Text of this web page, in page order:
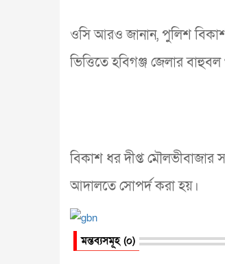
ওসি আরও জানান, পুলিশ বিকাশ
ভিত্তিতে হবিগঞ্জ জেলার
বিকাশ ধর দীপ্ত মৌলভীবাজার
আদালতে সোপর্দ করা হয়।
মন্তব্যসমূহ (০)